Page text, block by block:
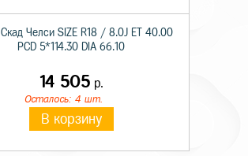
Челси SIZE R18 / 8.0J ET 40.00
PCD 5*114.30 DIA 66.10
14 505р.
Осталось: 4 шт.
В корзину